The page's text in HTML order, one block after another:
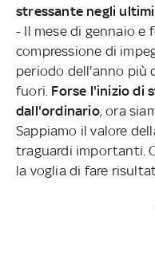
stressante negli
- Il mese di gennaio e
compressione di
periodo dell'anno più
fuori. Forse l'inizio di
dall'ordinario, ora
Sappiamo il valore
traguardi importanti.
la voglia di fare